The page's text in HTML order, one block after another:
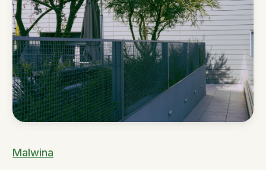
Malwina